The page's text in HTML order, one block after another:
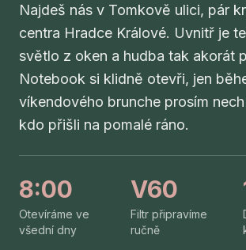
Najdeš nás v Tomkově ulici, pár
centra Hradce Králové. Uvnitř je
světlo z oken a hudba tak akorát
Notebook si klidně otevři, jen
víkendového brunche prosím
kdo přišli na pomalé ráno.
8:00
Otevíráme ve
všední dny
V60
Filtr připravíme
ručně